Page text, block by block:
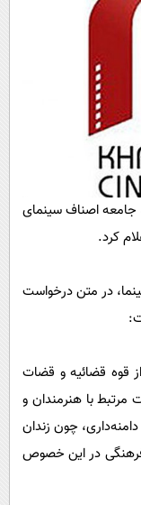
اصناف سینمای
کرد.
در متن درخواست
قوه قضائیه و قضات
مرتبط با هنرمندان و
دامنه‌داری، چون زندان
فرهنگی در این خصوص